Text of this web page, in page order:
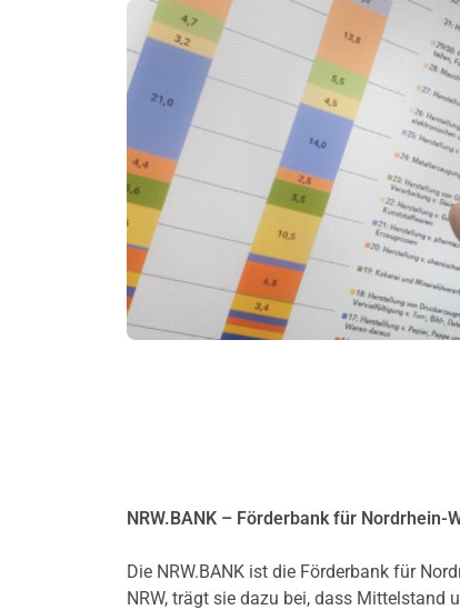
NRW.BANK – Förderbank für Nordrhein-
Die NRW.BANK ist die Förderbank für
NRW, trägt sie dazu bei, dass Mittelstand